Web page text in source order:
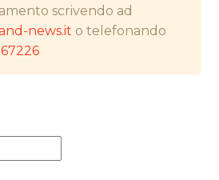
scrivendo ad
news.it o telefonando